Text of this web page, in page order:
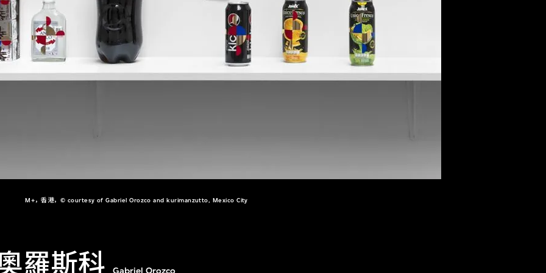
M+，香港，© courtesy of Gabriel Orozco and kurimanzutto, Mexico City
羅斯科